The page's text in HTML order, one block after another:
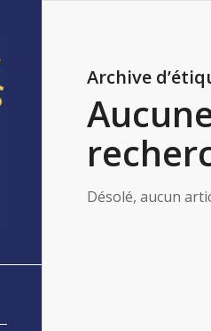
Archive
Désolé, aucun